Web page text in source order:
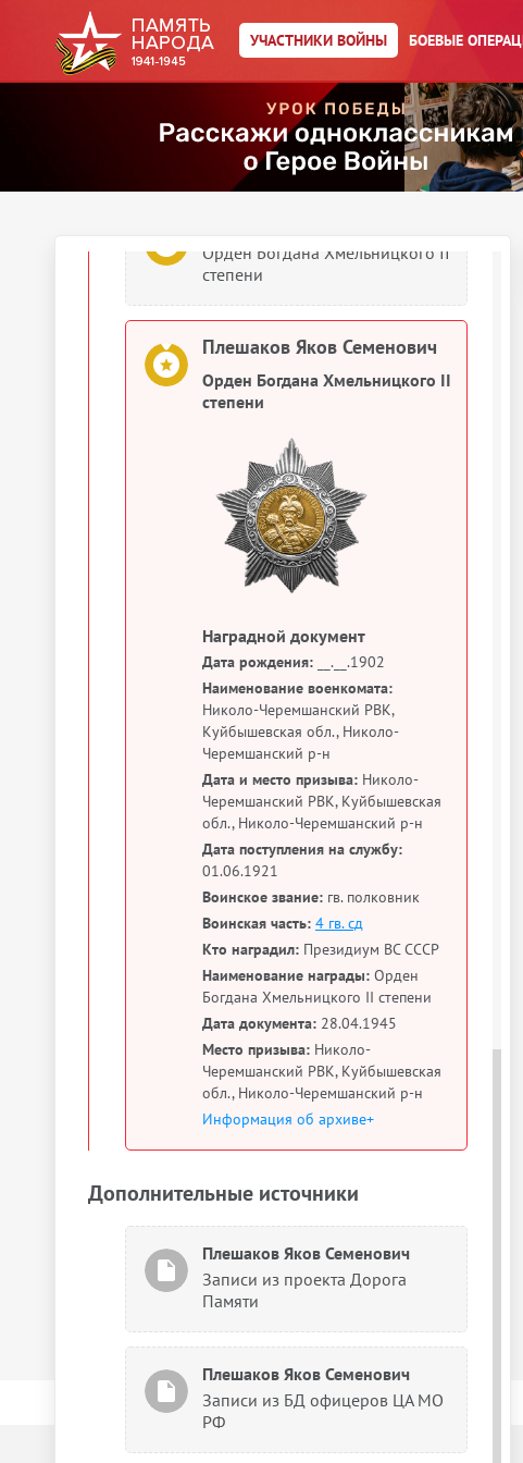
УЧАСТНИКИ ВОЙНЫ БОЕВЫЕ
Плешаков Яков Семенович
Орден Красного Знамени
Документы о награждении
Орден Богдана Хмельницкого II
степени
Плешаков Яков Семенович
Орден Богдана Хмельницкого II
степени
Наградной документ
Дата рождения: __.__.1902
Наименование военкомата:
Николо-Черемшанский РВК,
Куйбышевская обл., Николо-
Черемшанский р-н
Дата и место призыва: Николо-
Черемшанский РВК, Куйбышевская
обл., Николо-Черемшанский р-н
Дата поступления на службу:
01.06.1921
Воинское звание: гв. полковник
Воинская часть: 4 гв. сд
Кто наградил: Президиум ВС СССР
Наименование награды: Орден
Богдана Хмельницкого II степени
Дата документа: 28.04.1945
Место призыва: Николо-
Черемшанский РВК, Куйбышевская
обл., Николо-Черемшанский р-н
Информация об архиве+
Дополнительные источники
Плешаков Яков Семенович
Записи из проекта Дорога
Памяти
Плешаков Яков Семенович
Записи из БД офицеров ЦА МО
РФ